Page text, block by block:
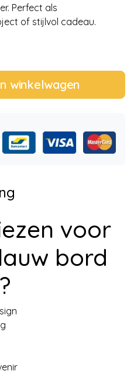
Perfect als
of stijlvol cadeau.
winkelwagen
voor
bord